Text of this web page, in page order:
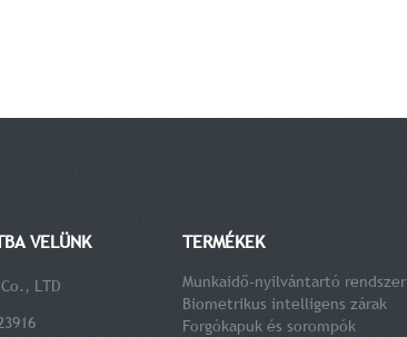
VELÜNK
LTD
TERMÉKEK
Munkaidő-nyilvántartó rendszer
Biometrikus intelligens zárak
Forgókapuk és sorompók